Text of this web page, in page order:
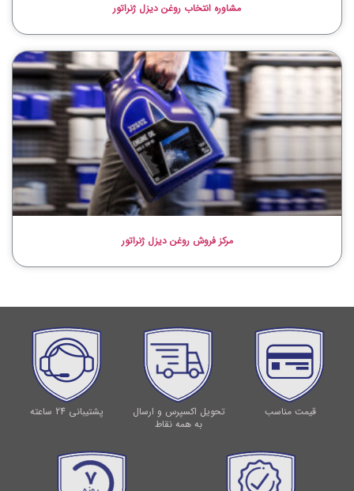
مشاوره انتخاب روغن دیزل ژنراتور
مرکز فروش روغن دیزل ژنراتور
قیمت مناسب
تحویل اکسپرس و ارسال
به همه نقاط
پشتیبانی 24 ساعته